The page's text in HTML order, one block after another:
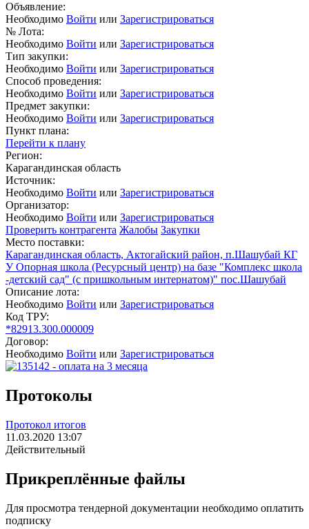
Объявление:
Необходимо Войти или Зарегистрироваться
№ Лота:
Необходимо Войти или Зарегистрироваться
Тип закупки:
Необходимо Войти или Зарегистрироваться
Способ проведения:
Необходимо Войти или Зарегистрироваться
Предмет закупки:
Необходимо Войти или Зарегистрироваться
Пункт плана:
Перейти к плану
Регион:
Карагандинская область
Источник:
Необходимо Войти или Зарегистрироваться
Организатор:
Необходимо Войти или Зарегистрироваться
Проверить контрагента Жалобы Закупки
Место поставки:
Карагандинская область, Актогайский район, п.Шашубай КГ
У Опорная школа (Ресурсный центр) на базе "Комплекс школа
-детский сад" (с пришкольным интернатом)" пос.Шашубай
Описание лота:
Необходимо Войти или Зарегистрироваться
Код ТРУ:
*82913.300.000009
Договор:
Необходимо Войти или Зарегистрироваться
Протоколы
Протокол итогов
11.03.2020 13:07
Действительный
Прикреплённые файлы
Для просмотра тендерной документации необходимо оплатить
подписку